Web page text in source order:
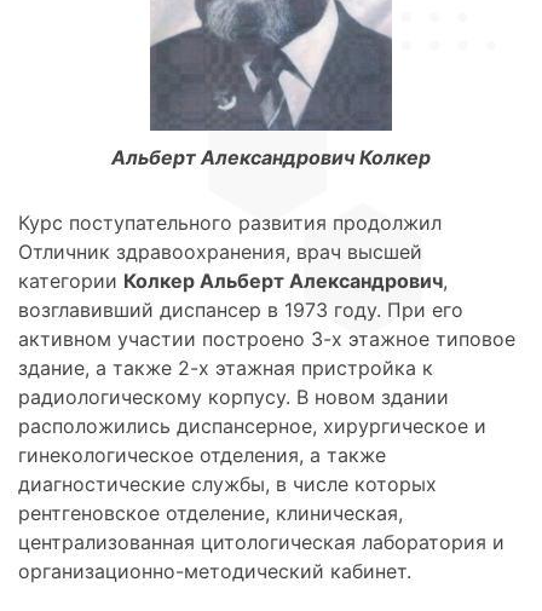
Альберт Александрович Колкер
Курс поступательного развития продолжил
Отличник здравоохранения, врач высшей
категории Колкер Альберт Александрович,
возглавивший диспансер в 1973 году. При его
активном участии построено 3-х этажное типовое
здание, а также 2-х этажная пристройка к
радиологическому корпусу. В новом здании
расположились диспансерное, хирургическое и
гинекологическое отделения, а также
диагностические службы, в числе которых
рентгеновское отделение, клиническая,
централизованная цитологическая лаборатория и
организационно-методический кабинет.